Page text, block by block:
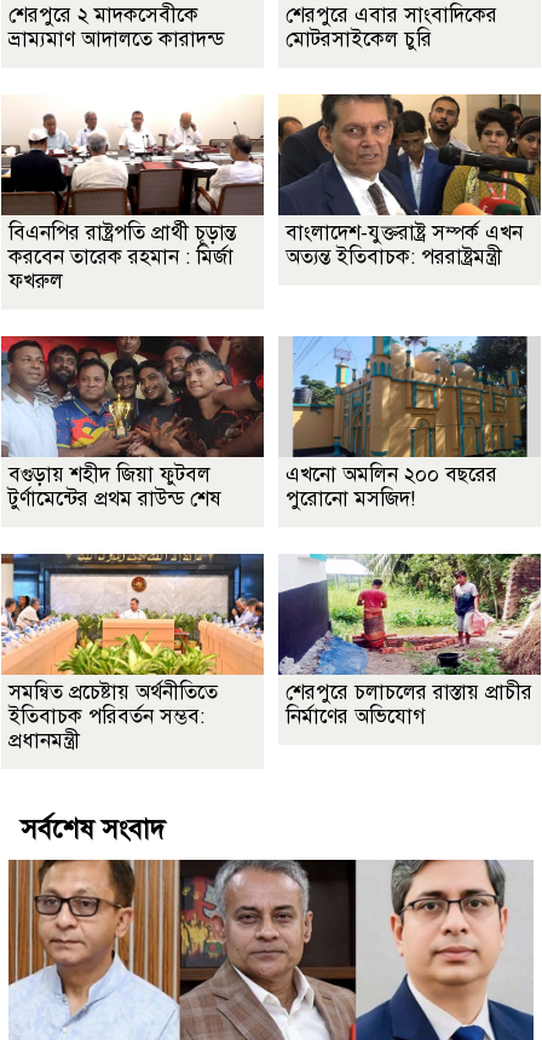
শেরপুরে ২ মাদকসেবীকে
ভ্রাম্যমাণ আদালতে কারাদন্ড
শেরপুরে এবার সাংবাদিকের
মোটরসাইকেল চুরি
বিএনপির রাষ্ট্রপতি প্রার্থী চূড়ান্ত
করবেন তারেক রহমান : মির্জা
ফখরুল
বাংলাদেশ-যুক্তরাষ্ট্র সম্পর্ক এখন
অত্যন্ত ইতিবাচক: পররাষ্ট্রমন্ত্রী
বগুড়ায় শহীদ জিয়া ফুটবল
টুর্ণামেন্টের প্রথম রাউন্ড শেষ
এখনো অমলিন ২০০ বছরের
পুরোনো মসজিদ!
সমন্বিত প্রচেষ্টায় অর্থনীতিতে
ইতিবাচক পরিবর্তন সম্ভব:
প্রধানমন্ত্রী
শেরপুরে চলাচলের রাস্তায় প্রাচীর
নির্মাণের অভিযোগ
সর্বশেষ সংবাদ